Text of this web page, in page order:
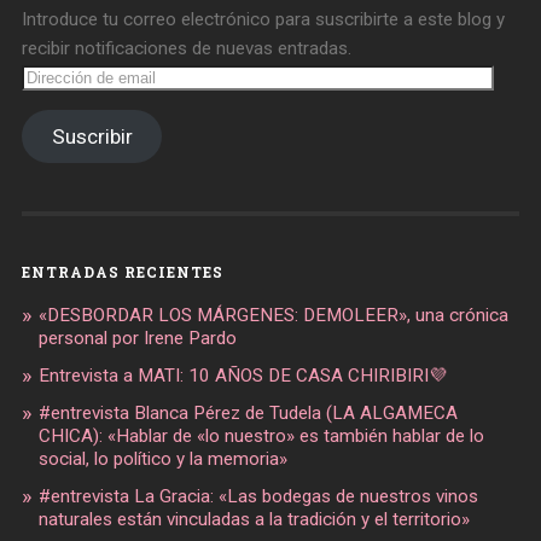
Introduce tu correo electrónico para suscribirte a este blog y
recibir notificaciones de nuevas entradas.
Dirección
de
Suscribir
ENTRADAS RECIENTES
«DESBORDAR LOS MÁRGENES: DEMOLEER», una crónica
personal por Irene Pardo
Entrevista a MATI: 10 AÑOS DE CASA CHIRIBIRI💜
#entrevista Blanca Pérez de Tudela (LA ALGAMECA
CHICA): «Hablar de «lo nuestro» es también hablar de lo
social, lo político y la memoria»
#entrevista La Gracia: «Las bodegas de nuestros vinos
naturales están vinculadas a la tradición y el territorio»